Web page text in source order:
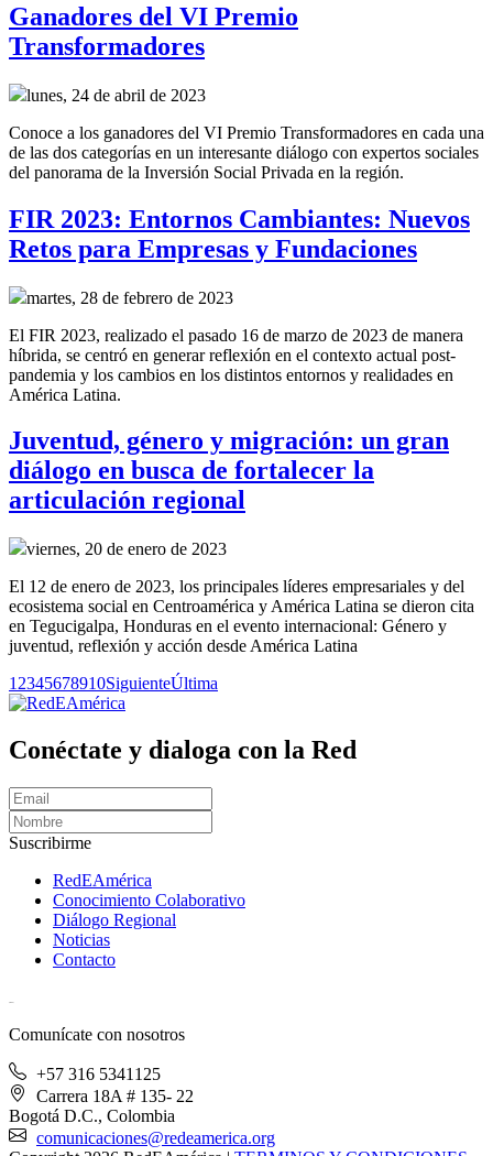
Ganadores del VI Premio
Transformadores
lunes, 24 de abril de 2023
Conoce a los ganadores del VI Premio Transformadores en cada una
de las dos categorías en un interesante diálogo con expertos sociales
del panorama de la Inversión Social Privada en la región.
FIR 2023: Entornos Cambiantes: Nuevos
Retos para Empresas y Fundaciones
martes, 28 de febrero de 2023
El FIR 2023, realizado el pasado 16 de marzo de 2023 de manera
híbrida, se centró en generar reflexión en el contexto actual post-
pandemia y los cambios en los distintos entornos y realidades en
América Latina.
Juventud, género y migración: un gran
diálogo en busca de fortalecer la
articulación regional
viernes, 20 de enero de 2023
El 12 de enero de 2023, los principales líderes empresariales y del
ecosistema social en Centroamérica y América Latina se dieron cita
en Tegucigalpa, Honduras en el evento internacional: Género y
juventud, reflexión y acción desde América Latina
1 2345678910SiguienteÚltima
Conéctate y dialoga con la Red
Suscribirme
RedEAmérica
Conocimiento Colaborativo
Diálogo Regional
Noticias
Contacto
Comunícate con nosotros
+57 316 5341125
Carrera 18A # 135- 22
Bogotá D.C., Colombia
comunicaciones@redeamerica.org